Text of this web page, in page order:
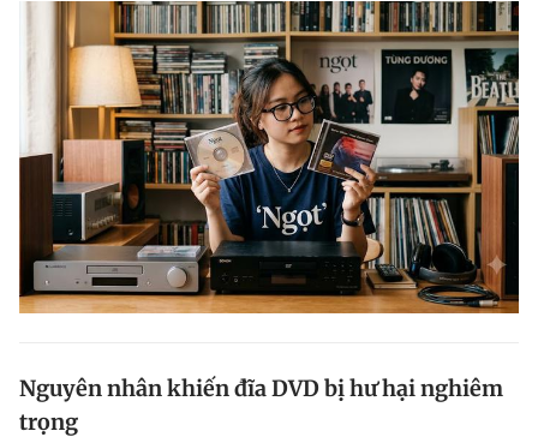
Chào ngày mới Tin 24h
Tin thị trường Tin 360
Video Magazine
Sản phẩm khác
Tiện ích Bạn cần biết
Thông tin tòa soạn Liên hệ quảng cáo
Đăng xuất
Nguyên nhân khiến đĩa DVD bị hư hại nghiêm
trọng